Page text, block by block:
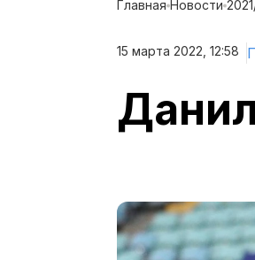
Главная Новости
15 марта 2022, 12:58